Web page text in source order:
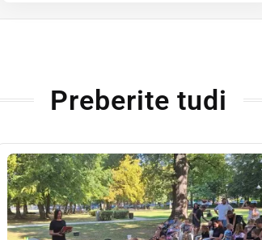
Preberite tudi